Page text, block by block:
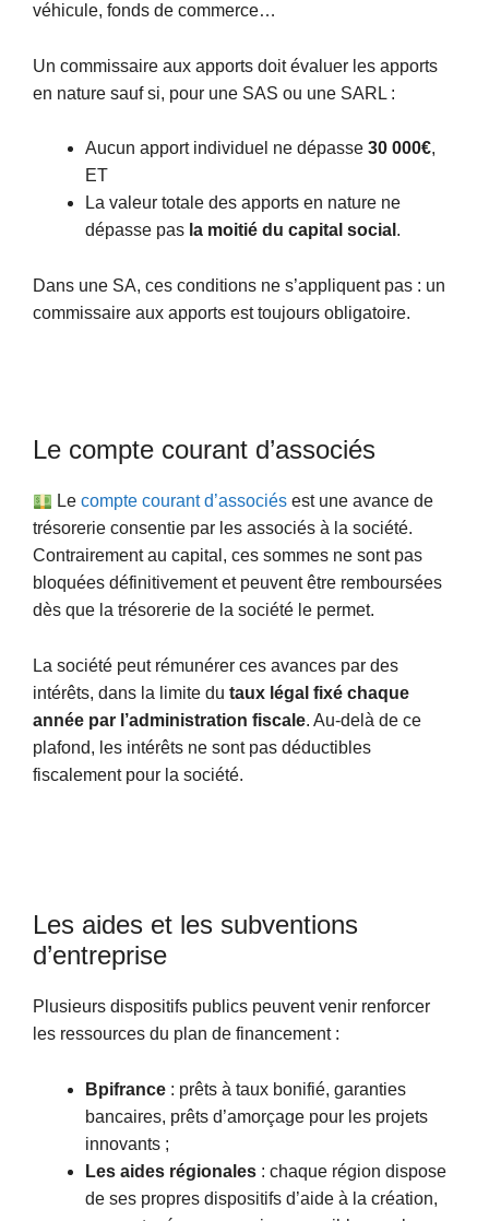
véhicule, fonds de commerce…
Un commissaire aux apports doit évaluer les apports
en nature sauf si, pour une SAS ou une SARL :
Aucun apport individuel ne dépasse 30 000€,
ET
La valeur totale des apports en nature ne
dépasse pas la moitié du capital social .
Dans une SA, ces conditions ne s’appliquent pas : un
commissaire aux apports est toujours obligatoire.
Le compte courant d’associés
Lecompte courant d’associés est une avance de
trésorerie consentie par les associés à la société.
Contrairement au capital, ces sommes ne sont pas
bloquées définitivement et peuvent être remboursées
dès que la trésorerie de la société le permet.
La société peut rémunérer ces avances par des
intérêts, dans la limite du taux légal fixé chaque
année par l’administration fiscale. Au-delà de ce
plafond, les intérêts ne sont pas déductibles
fiscalement pour la société.
Les aides et les subventions
d’entreprise
Plusieurs dispositifs publics peuvent venir renforcer
les ressources du plan de financement :
Bpifrance : prêts à taux bonifié, garanties
bancaires, prêts d’amorçage pour les projets
innovants ;
Les aides régionales : chaque région dispose
de ses propres dispositifs d’aide à la création,